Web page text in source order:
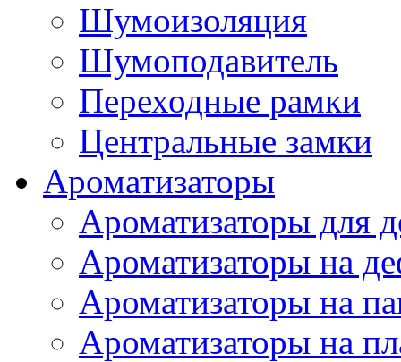
Шумоизоляция
Шумоподавитель
Переходные рамки
Центральные замки
Ароматизаторы
Ароматизаторы для
Ароматизаторы на
Ароматизаторы на
Ароматизаторы на